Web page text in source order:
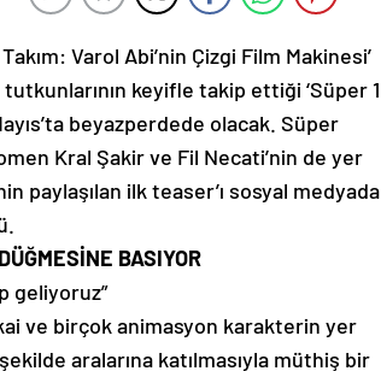
Varol Abi’nin Çizgi Film Makinesi’
keyifle takip ettiği ‘Süper 1
beyazperdede olacak. Süper
Kral Şakir ve Fil Necati’nin de yer
paylaşılan ilk teaser’ı sosyal medyada
BASIYOR
geliyoruz”
ve birçok animasyon karakterin yer
aralarına katılmasıyla müthiş bir